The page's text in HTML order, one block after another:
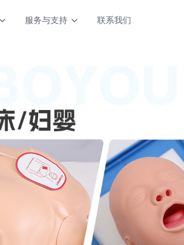
服务与支持 联系我们